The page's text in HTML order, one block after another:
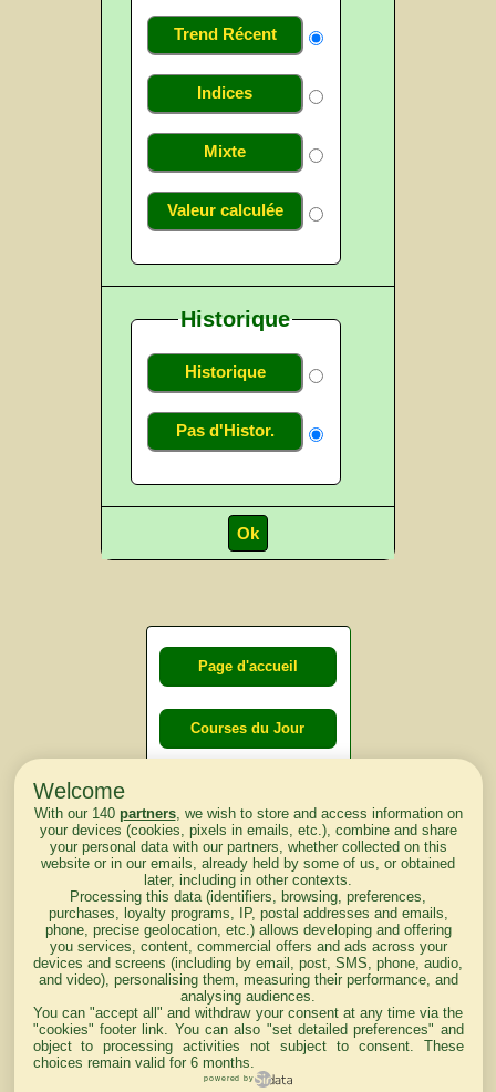
Trend Récent
Indices
Mixte
Valeur calculée
Historique
Historique
Pas d'Histor.
Page d'accueil
Courses du Jour
lendemain
Courses
d'aujourd'hui
Haut de Page
Welcome
With our 140 partners, we wish to store and access information on
your devices (cookies, pixels in emails, etc.), combine and share
your personal data with our partners, whether collected on this
website or in our emails, already held by some of us, or obtained
later, including in other contexts.
Processing this data (identifiers, browsing, preferences,
purchases, loyalty programs, IP, postal addresses and emails,
phone, precise geolocation, etc.) allows developing and offering
you services, content, commercial offers and ads across your
devices and screens (including by email, post, SMS, phone, audio,
and video), personalising them, measuring their performance, and
analysing audiences.
You can "accept all" and withdraw your consent at any time via the
"cookies" footer link . You can also "set detailed preferences" and
object to processing activities not subject to consent. These
choices remain valid for 6 months.
powered by